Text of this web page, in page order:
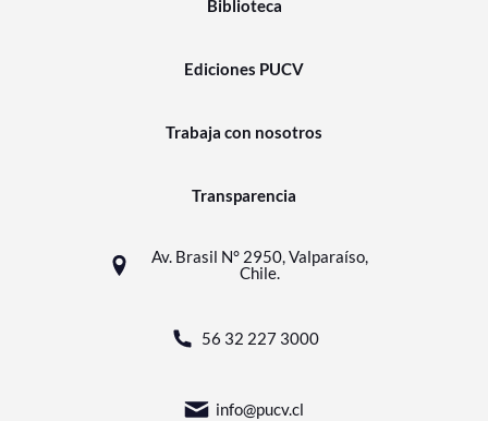
Biblioteca
Ediciones PUCV
Trabaja con nosotros
Transparencia
Av. Brasil N° 2950, Valparaíso,
Chile.
56 32 227 3000
info@pucv.cl